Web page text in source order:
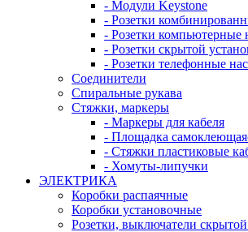
- Модули Keystone
- Розетки
- Розетки компьютерные
- Розетки скрытой
- Розетки телефонные
Соединители
Спиральные рукава
Стяжки, маркеры
- Маркеры для кабеля
- Площадка
- Стяжки пластиковые
- Хомуты-липучки
ЭЛЕКТРИКА
Коробки распаячные
Коробки установочные
Розетки, выключатели